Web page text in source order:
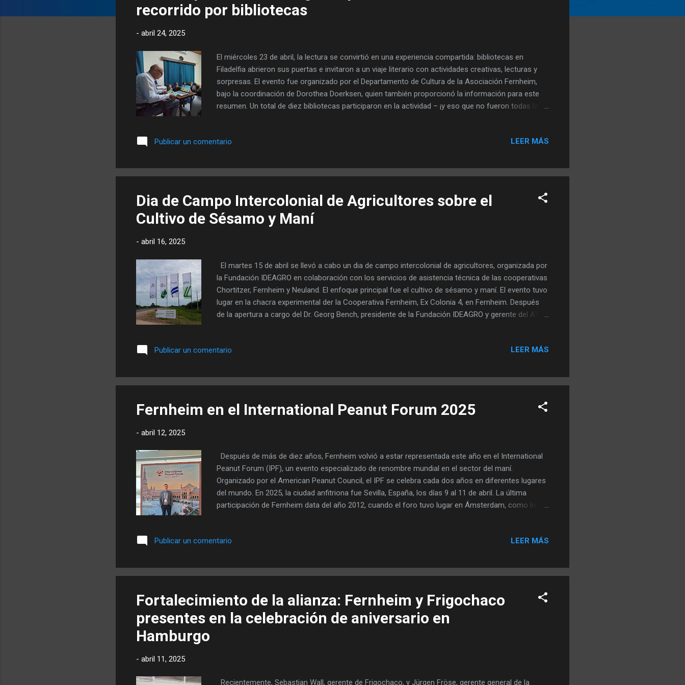
recorrido por bibliotecas
- abril 24, 2025
El miércoles 23 de abril, la lectura se convirtió en una experiencia compartida: bibliotecas en
Filadelfia abrieron sus puertas e invitaron a un viaje literario con actividades creativas, lecturas y
sorpresas. El evento fue organizado por el Departamento de Cultura de la Asociación Fernheim,
bajo la coordinación de Dorothea Doerksen, quien también proporcionó la información para este
resumen. Un total de diez bibliotecas participaron en la actividad – ¡y eso que no fueron todas las
también abrió sus puertas. Desde el campus de la UEP participó la Biblioteca Clara Schmidt, al igual
de Boqueron y de la Municipalidad Filadelfia. Además, dos bibliotecas privadas invitaron a descubrir
sus espacio...
Publicar un comentario LEER MÁS
Dia de Campo Intercolonial de Agricultores sobre el
Cultivo de Sésamo y Maní
- abril 16, 2025
El martes 15 de abril se llevó a cabo un dia de campo intercolonial de agricultores, organizada por
la Fundación IDEAGRO en colaboración con los servicios de asistencia técnica de las cooperativas
Chortitzer, Fernheim y Neuland. El enfoque principal fue el cultivo de sésamo y maní. El evento tuvo
lugar en la chacra experimental der la Cooperativa Fernheim, Ex Colonia 4, en Fernheim. Después
de la apertura a cargo del Dr. Georg Bench, presidente de la Fundación IDEAGRO y gerente del ATF
visitaron dos estaciones temáticas de forma alternada. Una de las estaciones estuvo dedicada a
presentadas y sus características. En total se mostraron seis variantes diferentes, entre ellas una
nueva varieda...
Publicar un comentario LEER MÁS
Fernheim en el International Peanut Forum 2025
- abril 12, 2025
Después de más de diez años, Fernheim volvió a estar representada este año en el International
Peanut Forum (IPF), un evento especializado de renombre mundial en el sector del maní.
Organizado por el American Peanut Council, el IPF se celebra cada dos años en diferentes lugares
del mundo. En 2025, la ciudad anfitriona fue Sevilla, España, los días 9 al 11 de abril. La última
participación de Fernheim data del año 2012, cuando el foro tuvo lugar en Ámsterdam, como lo
ponencias especializadas, análisis de mercado y el establecimiento de redes de contacto
asiáticos aprovecharon el evento para intercambiar información sobre el desarrollo global del
cultivo y comercio del maní. Entre los temas tratados...
Publicar un comentario LEER MÁS
Fortalecimiento de la alianza: Fernheim y Frigochaco
presentes en la celebración de aniversario en
Hamburgo
- abril 11, 2025
Recientemente, Sebastian Wall, gerente de Frigochaco, y Jürgen Fröse, gerente general de la